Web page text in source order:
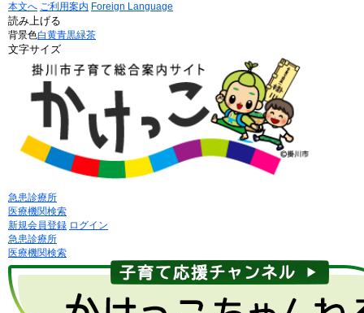
本文へ ご利用案内 Foreign Language
読み上げる
背景色白黄青黒緑茶
文字サイズ
急患診療所
医療機関検索
新規会員登録 ログイン
急患診療所
医療機関検索